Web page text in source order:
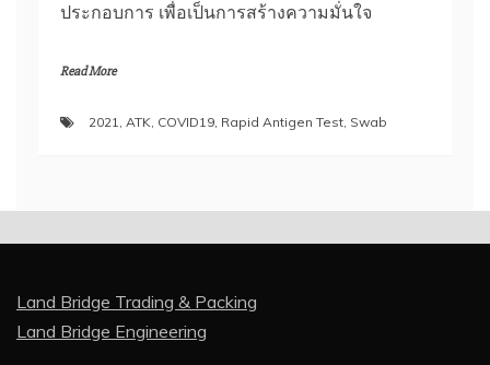
ประกอบการ เพื่อเป็นการสร้างความมั่นใจ
Read More
2021, ATK, COVID19, Rapid Antigen Test, Swab
Land Bridge Trading & Packing
Land Bridge Engineering